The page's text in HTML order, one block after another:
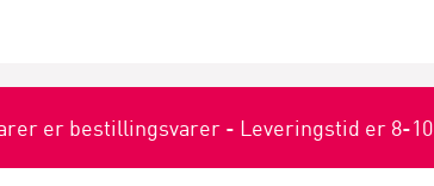
er bestillingsvarer - Leveringstid er 8-